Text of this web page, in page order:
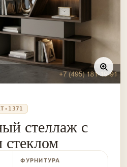
1371
стеллаж с
стеклом
ФУРНИТУРА